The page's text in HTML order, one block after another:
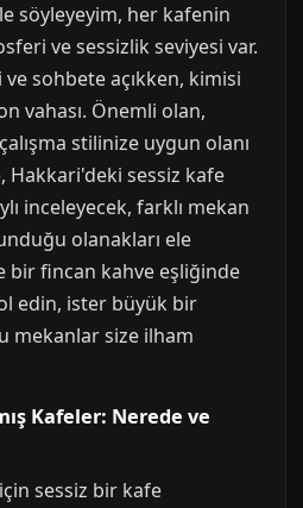
söyleyeyim, her kafenin
ve sessizlik seviyesi var.
sohbete açıkken, kimisi
vahası. Önemli olan,
stilinize uygun olanı
Hakkari'deki sessiz kafe
inceleyecek, farklı mekan
olanakları ele
bir fincan kahve eşliğinde
edin, ister büyük bir
mekanlar size ilham
Kafeler: Nerede ve
sessiz bir kafe